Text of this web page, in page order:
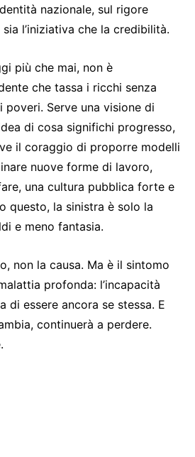
nazionale, sul rigore
l’iniziativa che la credibilità.
più che mai, non è
che tassa i ricchi senza
Serve una visione di
di cosa significhi progresso,
il coraggio di proporre modelli
nuove forme di lavoro,
una cultura pubblica forte e
questo, la sinistra è solo la
e meno fantasia.
non la causa. Ma è il sintomo
profonda: l’incapacità
di essere ancora se stessa. E
continuerà a perdere.